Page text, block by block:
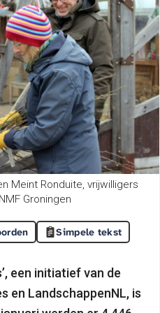
Meint Ronduite, vrijwilligers
Groningen
Simpele tekst
een initiatief van de
en LandschappenNL, is